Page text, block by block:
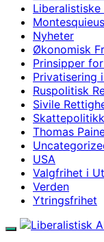
Nyheter
Økonomisk
Prinsipper
Privatisering
Ruspolitisk
Sivile
Thomas
USA
Valgfrihet i
Verden
Ytringsfrihet